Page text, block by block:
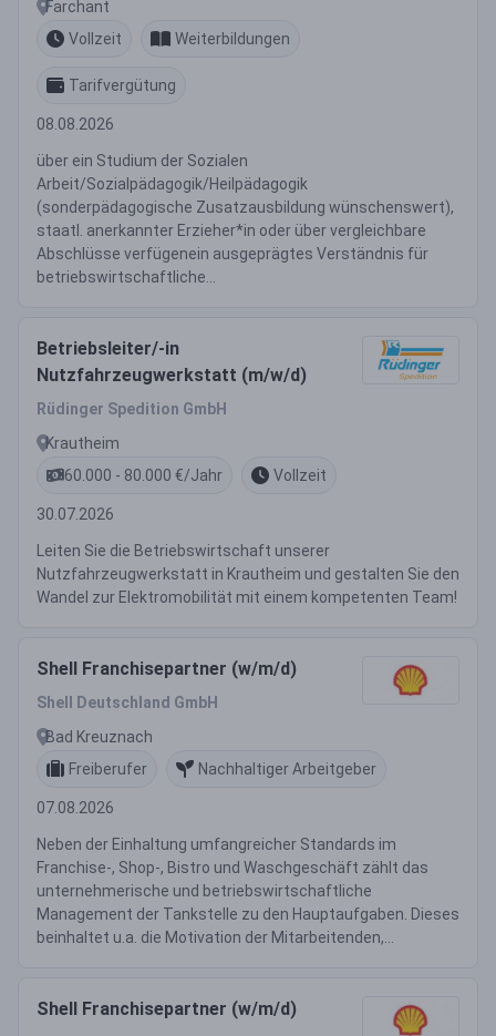
Farchant
Vollzeit
Weiterbildungen
Tarifvergütung
08.08.2026
über ein Studium der Sozialen
Arbeit/Sozialpädagogik/Heilpädagogik
(sonderpädagogische Zusatzausbildung wünschenswert),
staatl. anerkannter Erzieher*in oder über vergleichbare
Abschlüsse verfügenein ausgeprägtes Verständnis für
betriebswirtschaftliche...
Betriebsleiter/-in
Nutzfahrzeugwerkstatt (m/w/d)
Rüdinger Spedition GmbH
Krautheim
60.000 - 80.000 €/Jahr
Vollzeit
30.07.2026
Leiten Sie die Betriebswirtschaft unserer
Nutzfahrzeugwerkstatt in Krautheim und gestalten Sie den
Wandel zur Elektromobilität mit einem kompetenten Team!
Shell Franchisepartner (w/m/d)
Shell Deutschland GmbH
Bad Kreuznach
Freiberufer
Nachhaltiger Arbeitgeber
07.08.2026
Neben der Einhaltung umfangreicher Standards im
Franchise-, Shop-, Bistro und Waschgeschäft zählt das
unternehmerische und betriebswirtschaftliche
Management der Tankstelle zu den Hauptaufgaben. Dieses
beinhaltet u.a. die Motivation der Mitarbeitenden,...
Shell Franchisepartner (w/m/d)